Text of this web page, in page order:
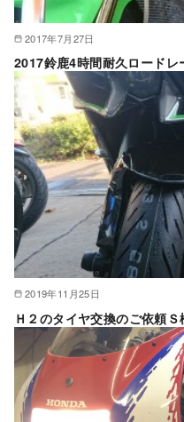
2017年7月27日
2017鈴鹿4時間耐久ロード
2019年11月25日
Ｈ２のタイヤ交換のご依頼